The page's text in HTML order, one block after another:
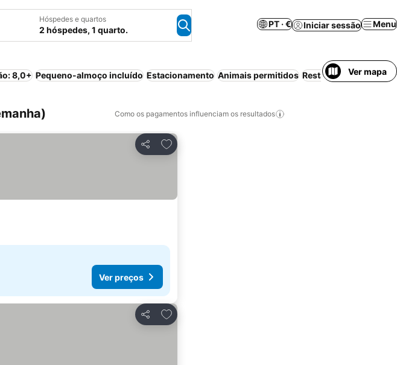
Hóspedes e quartos
2 hóspedes, 1 quarto.
PT · € Iniciar sessão Menu
8,0+ Pequeno-almoço incluído Estacionamento Animais permitidos Restaurante Sauna
Ver mapa
Como os pagamentos influenciam os resultados
Partilhar
Adicionar aos favoritos
Ver preços
Partilhar
Adicionar aos favoritos